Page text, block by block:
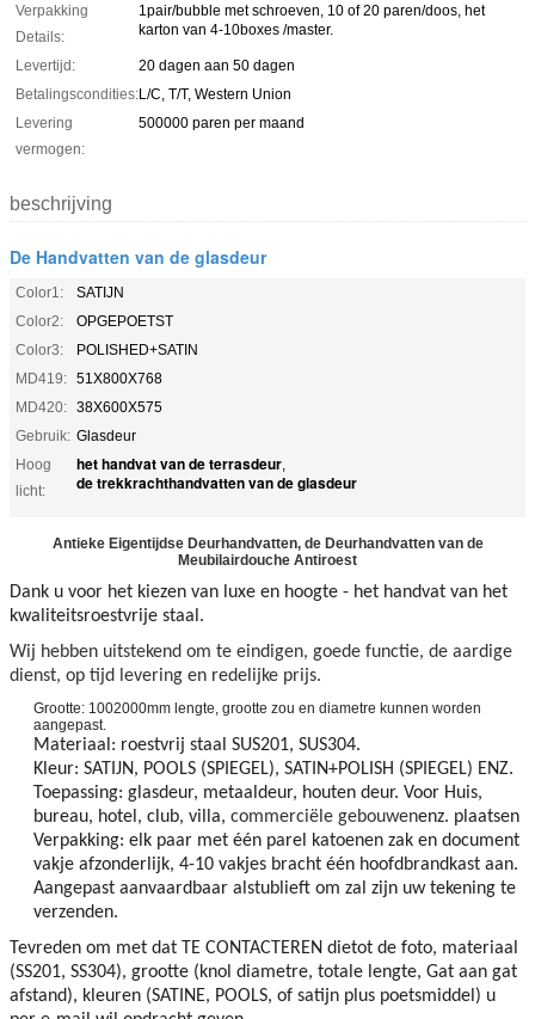
Verpakking
Details:
1pair/bubble met schroeven, 10 of 20 paren/doos, het
karton van 4-10boxes /master.
Levertijd:
20 dagen aan 50 dagen
Betalingscondities:L/C, T/T, Western Union
Levering
vermogen:
500000 paren per maand
beschrijving
De Handvatten van de glasdeur
Color1:
SATIJN
Color2:
OPGEPOETST
Color3:
POLISHED+SATIN
MD419: 51X800X768
MD420: 38X600X575
Gebruik: Glasdeur
Hoog
licht:
het handvat van de terrasdeur,
de trekkrachthandvatten van de glasdeur
Antieke Eigentijdse Deurhandvatten, de Deurhandvatten van de
Meubilairdouche Antiroest
Dank u voor het kiezen van luxe en hoogte - het handvat van het
kwaliteitsroestvrije staal.
Wij hebben uitstekend om te eindigen, goede functie, de aardige
dienst, op tijd levering en redelijke prijs.
Grootte: 1002000mm lengte, grootte zou en diametre kunnen worden
aangepast.
Materiaal: roestvrij staal SUS201, SUS304.
Kleur: SATIJN, POOLS (SPIEGEL), SATIN+POLISH (SPIEGEL) ENZ.
Toepassing: glasdeur, metaaldeur, houten deur. Voor Huis,
bureau, hotel, club, villa, commerciële gebouwenenz. plaatsen
Verpakking: elk paar met één parel katoenen zak en document
vakje afzonderlijk, 4-10 vakjes bracht één hoofdbrandkast aan.
Aangepast aanvaardbaar alstublieft om zal zijn uw tekening te
verzenden.
Tevreden om met dat TE CONTACTEREN dietot de foto, materiaal
(SS201, SS304), grootte (knol diametre, totale lengte, Gat aan gat
afstand), kleuren (SATINE, POOLS, of satijn plus poetsmiddel) u